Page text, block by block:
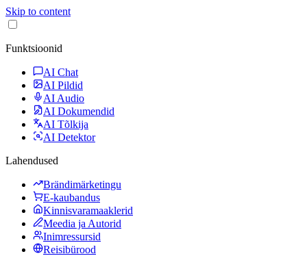
Skip to content
Funktsioonid
AI Chat
AI Pildid
AI Audio
AI Dokumendid
AI Tõlkija
AI Detektor
Lahendused
Brändimärketingu
E-kaubandus
Kinnisvaramaaklerid
Meedia ja Autorid
Inimressursid
Reisibürood